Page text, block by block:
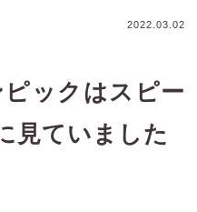
2022.03.02
ックはスピー
見ていました